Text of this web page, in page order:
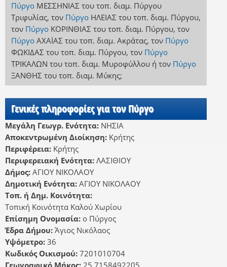
Πύργο ΜΕΣΣΗΝΙΑΣ του τοπ. διαμ. Πύργου
Τριφυλίας, τον Πύργο ΗΛΕΙΑΣ του τοπ. διαμ. Πύργου,
τον Πύργο ΚΟΡΙΝΘΙΑΣ του τοπ. διαμ. Πύργου, τον
Πύργο ΑΧΑΪΑΣ του τοπ. διαμ. Ακράτας, τον Πύργο
ΦΩΚΙΔΑΣ του τοπ. διαμ. Πύργου, τον Πύργο
ΤΡΙΚΑΛΩΝ του τοπ. διαμ. Μυροφύλλουή τον Πύργο
ΞΑΝΘΗΣ του τοπ. διαμ. Μύκης;
Γενικές πληροφορίες για τον Πύργο
Μεγάλη Γεωγρ. Ενότητα: ΝΗΣΙΑ
Αποκεντρωμένη Διοίκηση: Κρήτης
Περιφέρεια: Κρήτης
Περιφερειακή Ενότητα: ΛΑΣΙΘΙΟΥ
Δήμος: ΑΓΙΟΥ ΝΙΚΟΛΑΟΥ
Δημοτική Ενότητα: ΑΓΙΟΥ ΝΙΚΟΛΑΟΥ
Τοπ. ή Δημ. Κοινότητα:
Τοπική Κοινότητα Καλού Χωρίου
Επίσημη Ονομασία: ο Πύργος
Έδρα Δήμου: Άγιος Νικόλαος
Υψόμετρο: 36
Κωδικός Οικισμού: 7201010704